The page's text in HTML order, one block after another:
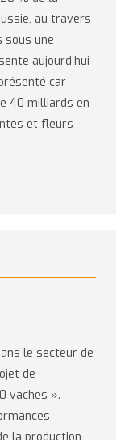
au travers
sous une
aujourd’hui
car
40 milliards en
et fleurs
le secteur de
de
vaches ».